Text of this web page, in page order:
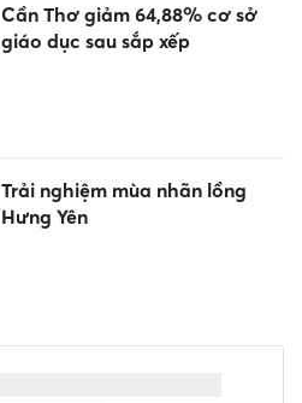
Cần Thơ giảm 64,88% cơ sở
giáo dục sau sắp xếp
Trải nghiệm mùa nhãn lồng
Hưng Yên